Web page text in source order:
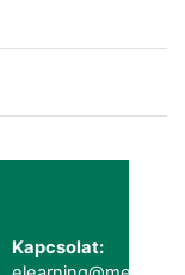
Kapcsolat: